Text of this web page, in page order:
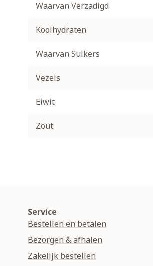
Waarvan Verzadigd
Koolhydraten
Waarvan Suikers
Vezels
Eiwit
Zout
Service
Bestellen en betalen
Bezorgen & afhalen
Zakelijk bestellen